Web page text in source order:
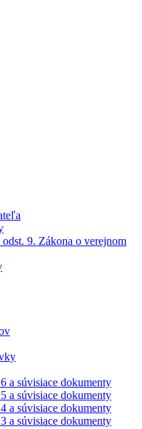
9. Zákona o verejnom
a súvisiace dokumenty
a súvisiace dokumenty
a súvisiace dokumenty
a súvisiace dokumenty